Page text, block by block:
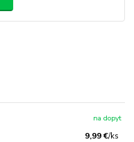
9,99 €/ks
na dopyt